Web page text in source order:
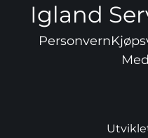
Igland
Personvern